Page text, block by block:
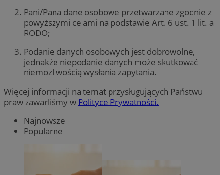
Pani/Pana dane osobowe przetwarzane zgodnie z
powyższymi celami na podstawie Art. 6 ust. 1 lit. a
RODO;
Podanie danych osobowych jest dobrowolne,
jednakże niepodanie danych może skutkować
niemożliwością wysłania zapytania.
Więcej informacji na temat przysługujących Państwu
praw zawarliśmy w Polityce Prywatności.
Najnowsze
Popularne